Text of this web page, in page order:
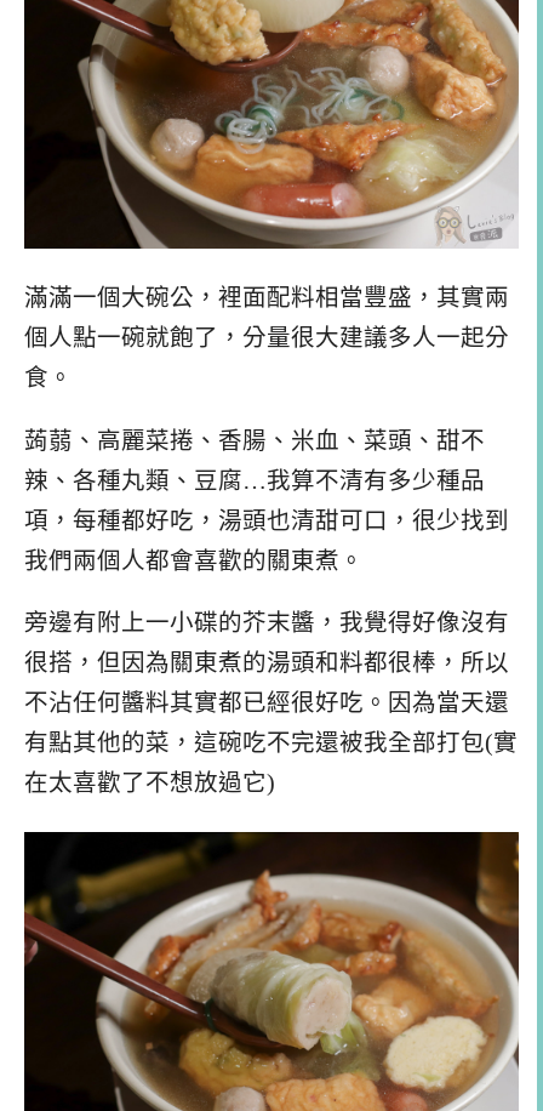
滿滿一個大碗公，裡面配料相當豐盛，其實兩
個人點一碗就飽了，分量很大建議多人一起分
食。
蒟蒻、高麗菜捲、香腸、米血、菜頭、甜不
辣、各種丸類、豆腐…我算不清有多少種品
項，每種都好吃，湯頭也清甜可口，很少找到
我們兩個人都會喜歡的關東煮。
旁邊有附上一小碟的芥末醬，我覺得好像沒有
很搭，但因為關東煮的湯頭和料都很棒，所以
不沾任何醬料其實都已經很好吃。因為當天還
有點其他的菜，這碗吃不完還被我全部打包(實
在太喜歡了不想放過它)